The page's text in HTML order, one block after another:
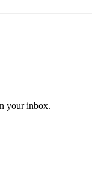
your inbox.